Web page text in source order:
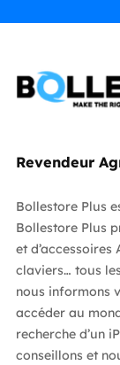
Revendeur
Bollestore Plus
Bollestore Plus
et d’accessoires
claviers… tous
nous informons
accéder au
recherche d’un
conseillons et